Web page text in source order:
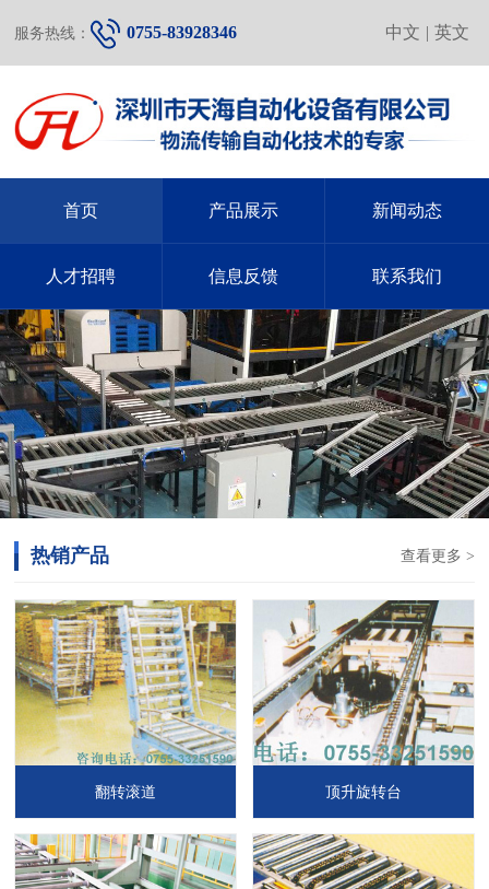
中文 | 英文
服务热线： 0755-83928346
首页 产品展示 新闻动态
人才招聘 信息反馈 联系我们
查看更多 >
热销产品
翻转滚道 顶升旋转台